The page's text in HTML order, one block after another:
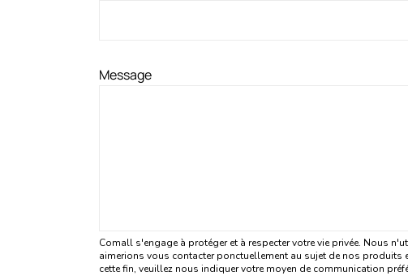
Message
Comall s'engage à protéger et à respecter votre vie privée. Nous
aimerions vous contacter ponctuellement au sujet de nos produits
cette fin, veuillez nous indiquer votre moyen de communication